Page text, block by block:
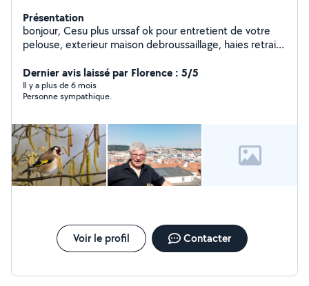
Présentation
bonjour, Cesu plus urssaf ok pour entretient de votre
pelouse, exterieur maison debroussaillage, haies retraité
jardin, de votre verger. Je possède tout le matériel
nécessaire, remorque pour évacuer les déchets verts.
vidange, petite mécanique, entretient veh
Dernier avis laissé par Florence : 5/5
Il y a plus de 6 mois
Personne sympathique.
Voir le profil Contacter